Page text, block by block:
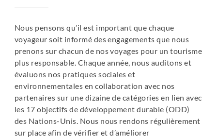
Nous pensons qu’il est important que chaque
voyageur soit informé des engagements que nous
prenons sur chacun de nos voyages pour un tourisme
plus responsable. Chaque année, nous auditons et
évaluons nos pratiques sociales et
environnementales en collaboration avec nos
partenaires sur une dizaine de catégories en lien avec
les 17 objectifs de développement durable (ODD)
des Nations-Unis. Nous nous rendons régulièrement
sur place afin de vérifier et d’améliorer